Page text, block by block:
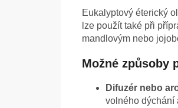
Eukalyptový éterický
lze použít také při
mandlovým nebo
Možné způsoby
Difuzér nebo
volného dýchání